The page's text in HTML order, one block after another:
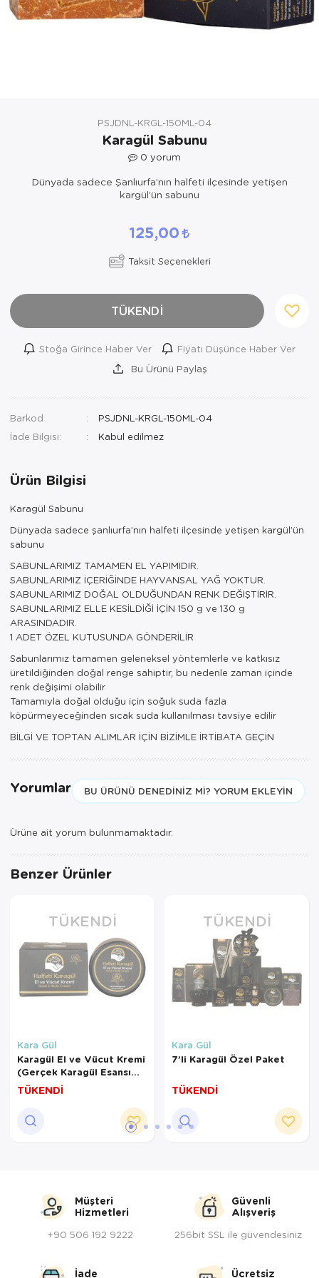
PSJDNL-KRGL-150ML-04
Karagül Sabunu
0 yorum
Dünyada sadece Şanlıurfa’nın halfeti ilçesinde yetişen
kargül’ün sabunu
125,00
Taksit Seçenekleri
TÜKENDİ
Stoğa Girince Haber Ver
Fiyatı Düşünce Haber Ver
Bu Ürünü Paylaş
Barkod
PSJDNL-KRGL-150ML-04
İade Bilgisi:
Ürün Bilgisi
Karagül Sabunu
Dünyada sadece şanlıurfa’nın halfeti ilçesinde yetişen kargül’ün
sabunu
SABUNLARIMIZ TAMAMEN EL YAPIMIDIR.
SABUNLARIMIZ İÇERİĞİNDE HAYVANSAL YAĞ YOKTUR.
SABUNLARIMIZ DOĞAL OLDUĞUNDAN RENK DEĞİŞTİRİR.
SABUNLARIMIZ ELLE KESİLDİĞİ İÇİN 150 g ve 130 g
ARASINDADIR.
1 ADET ÖZEL KUTUSUNDA GÖNDERİLİR
Sabunlarımız tamamen geleneksel yöntemlerle ve katkısız
üretildiğinden doğal renge sahiptir, bu nedenle zaman içinde
renk değişimi olabilir
Tamamıyla doğal olduğu için soğuk suda fazla
köpürmeyeceğinden sıcak suda kullanılması tavsiye edilir
BİLGİ VE TOPTAN ALIMLAR İÇİN BİZİMLE İRTİBATA GEÇİN
Yorumlar BU ÜRÜNÜ DENEDINIZ MI? YORUM EKLEYIN
Ürüne ait yorum bulunmamaktadır.
Benzer Ürünler
TÜKENDI
Kara Gül
Karagül El ve Vücut Kremi
(Gerçek Karagül Esansı
Kullanılmıştır)
TÜKENDİ
TÜKENDI
Kara Gül
7’li Karagül Özel Paket
TÜKENDİ
Müşteri
Hizmetleri
+90 506 192 9222
Güvenli
Alışveriş
256bit SSL ile güvendesiniz
İade
Ücretsiz